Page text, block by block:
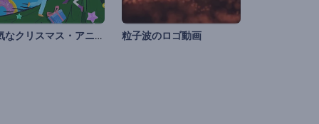
陽気なクリスマス・アニメーション 粒子波のロゴ動画